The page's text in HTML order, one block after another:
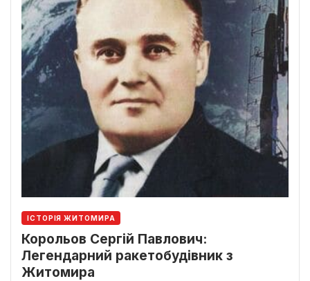
ІСТОРІЯ ЖИТОМИРА
Корольов Сергій Павлович:
Легендарний ракетобудівник з
Житомира